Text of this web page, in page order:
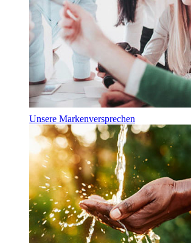
Unsere Markenversprechen